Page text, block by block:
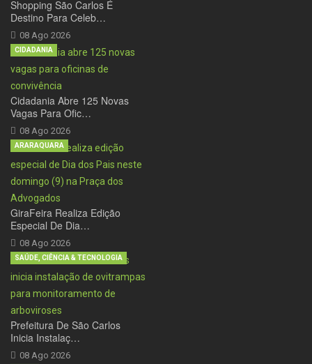
Shopping São Carlos É
Destino Para Celeb…
08 Ago 2026
Cidadania Abre 125 Novas
Vagas Para Ofic…
08 Ago 2026
CIDADANIA
GiraFeira Realiza Edição
Especial De Dia…
08 Ago 2026
ARARAQUARA
Prefeitura De São Carlos
Inicia Instalaç…
08 Ago 2026
SAÚDE, CIÊNCIA & TECNOLOGIA